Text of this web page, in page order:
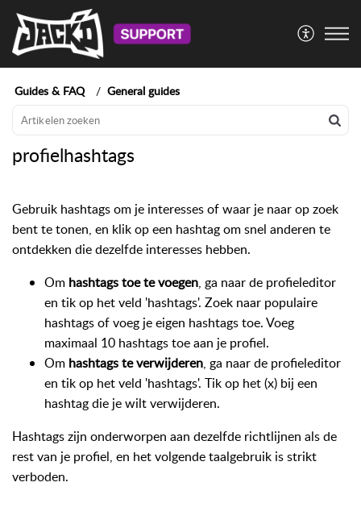
Guides & FAQ General guides
profielhashtags
Gebruik hashtags om je interesses of waar je naar op zoek
bent te tonen, en klik op een hashtag om snel anderen te
ontdekken die dezelfde interesses hebben.
Om hashtags toe te voegen, ga naar de profieleditor
en tik op het veld 'hashtags'. Zoek naar populaire
hashtags of voeg je eigen hashtags toe. Voeg
maximaal 10 hashtags toe aan je profiel.
Om hashtags te verwijderen, ga naar de profieleditor
en tik op het veld 'hashtags'. Tik op het (x) bij een
hashtag die je wilt verwijderen.
Hashtags zijn onderworpen aan dezelfde richtlijnen als de
rest van je profiel, en het volgende taalgebruik is strikt
verboden.